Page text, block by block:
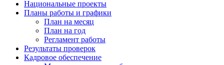
Национальные проекты
Планы работы и графики
План на месяц
План на год
Регламент работы
Результаты проверок
Кадровое обеспечение